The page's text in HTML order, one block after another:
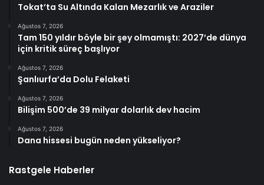
Tokat’ta Su Altında Kalan Mezarlık ve Araziler
Ağustos 7, 2026
Tam 150 yıldır böyle bir şey olmamıştı: 2027’de dünya
için kritik süreç başlıyor
Ağustos 7, 2026
Şanlıurfa’da Dolu Felaketi
Ağustos 7, 2026
Bilişim 500’de 39 milyar dolarlık dev hacim
Ağustos 7, 2026
Dana hissesi bugün neden yükseliyor?
Rastgele Haberler